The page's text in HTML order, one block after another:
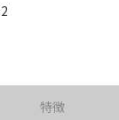
特徴